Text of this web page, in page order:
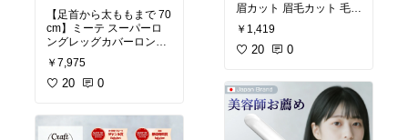
【足首から太ももまで 70
cm】ミーテ スーパーロ
ングレッグカバーロング
レッグウォーマー 太もも
温める グッズ 太腿 膝 ひ
ざ 膝用 ふくらはぎ 足首
睡眠 健康グッズ 締め付け
ない 大きいサイズ レディ
￥7,975
20 0
眉カット 眉毛カット 毛抜
きセット コンパクト 眉毛
まゆげ 処理 お手入れ は
さみ カミソリ 眉毛 ハサ
ット 眉毛処理 まゆげコー
ム 顔そり 顔剃り 眉毛ケ
ア 身だしなみ メンズ
￥1,419
20 0